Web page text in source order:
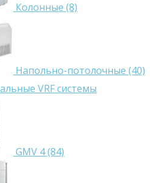
Колонные (8)
Напольно-потолочные (40)
VRF системы
GMV 4 (84)